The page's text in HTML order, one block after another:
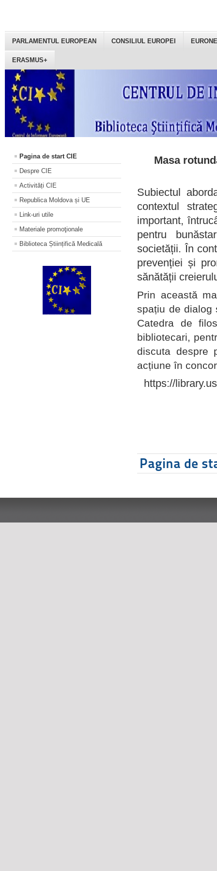
PARLAMENTUL EUROPEAN CONSILIUL EUROPEI
ERASMUS+
Pagina de start CIE
Despre CIE
Activități CIE
Republica Moldova și UE
Link-uri utile
Materiale promoţionale
Biblioteca Științifică Medicală
Masa
Subiectul
contextul
important,
pentru
societății. În
prevenției și
sănătății
Prin această
spațiu de dialog
Catedra de
bibliotecari,
discuta despre
acțiune în
https://
Pagina de